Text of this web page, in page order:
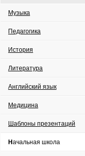
Музыка
Педагогика
История
Литература
Английский язык
Медицина
Шаблоны презентаций
Начальная школа